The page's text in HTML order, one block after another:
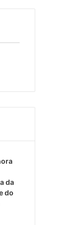
por
da
do